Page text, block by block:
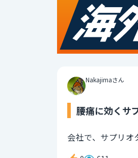
Nakajimaさん
腰痛に効くサ
会社で、サプリ